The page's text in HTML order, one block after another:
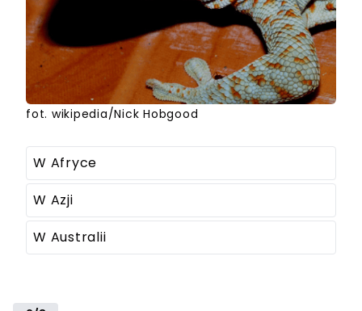
fot. wikipedia/Nick Hobgood
W Afryce
W Azji
W Australii